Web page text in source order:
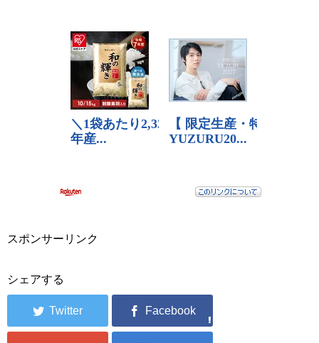
スポンサーリンク
シェアする